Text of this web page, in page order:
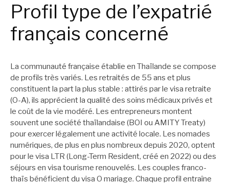
Profil type de l’expatrié
français concerné
La communauté française établie en Thaïlande se compose
de profils très variés. Les retraités de 55 ans et plus
constituent la part la plus stable : attirés par le visa retraite
(O-A), ils apprécient la qualité des soins médicaux privés et
le coût de la vie modéré. Les entrepreneurs montent
souvent une société thaïlandaise (BOI ou AMITY Treaty)
pour exercer légalement une activité locale. Les nomades
numériques, de plus en plus nombreux depuis 2020, optent
pour le visa LTR (Long-Term Resident, créé en 2022) ou des
séjours en visa tourisme renouvelés. Les couples franco-
thaïs bénéficient du visa O mariage. Chaque profil entraîne